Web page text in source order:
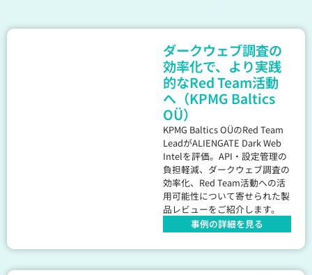
ダークウェブ調査の
効率化で、より実践
的なRed Team活動
へ（KPMG Baltics
OÜ）
KPMG Baltics OÜのRed Team
LeadがALIENGATE Dark Web
Intelを評価。API・設定管理の
負担軽減、ダークウェブ調査の
効率化、Red Team活動への活
用可能性について寄せられた製
品レビューをご紹介します。
事例の詳細を見る